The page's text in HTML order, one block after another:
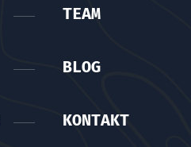
TEAM
BLOG
KONTAKT